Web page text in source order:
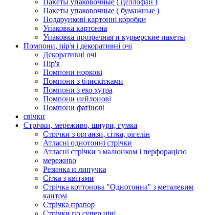
Пакеты упаковочные ( целлофан )
Пакеты упаковочные ( бумажные )
Подарункові картонні коробки
Упаковка картонна
Упаковка прозрачная и курьерские пакеты
Помпони, пір'я і декоративні очі
Декоративні очі
Пір'я
Помпони норкові
Помпони з блискітками
Помпони з еко хутра
Помпони нейлонові
Помпони фатінові
свічки
Стрічки, мереживо, шнури, гумка
Стрічки з органзи, сітка, рігелін
Атласні однотонні стрічки
Атласні стрічки з малюнком і перфорацією
мереживо
Резинка и липучка
Сітка з квітами
Стрічка коттонова "Однотонна" з металевим
кантом
Стрічка прапор
Стрічки по супер ціні